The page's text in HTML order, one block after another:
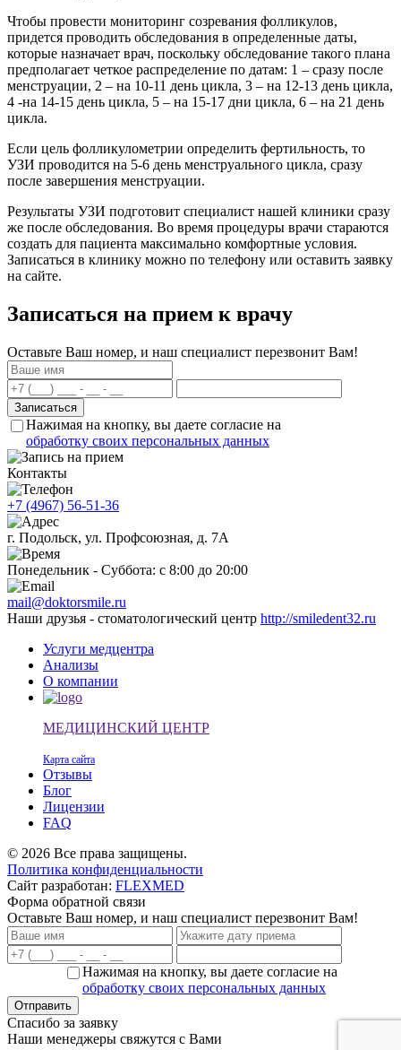
Чтобы провести мониторинг созревания фолликулов,
придется проводить обследования в определенные даты,
которые назначает врач, поскольку обследование такого плана
предполагает четкое распределение по датам: 1 – сразу после
менструации, 2 – на 10-11 день цикла, 3 – на 12-13 день цикла,
4 -на 14-15 день цикла, 5 – на 15-17 дни цикла, 6 – на 21 день
цикла.
Если цель фолликулометрии определить фертильность, то
УЗИ проводится на 5-6 день менструального цикла, сразу
после завершения менструации.
Результаты УЗИ подготовит специалист нашей клиники сразу
же после обследования. Во время процедуры врачи стараются
создать для пациента максимально комфортные условия.
Записаться в клинику можно по телефону или оставить заявку
на сайте.
Записаться на прием к врачу
Оставьте Ваш номер, и наш специалист перезвонит Вам!
Нажимая на кнопку, вы даете согласие на
обработку своих персональных данных
Контакты
+7 (4967) 56-51-36
г. Подольск, ул. Профсоюзная, д. 7А
Понедельник - Суббота: с 8:00 до 20:00
mail@doktorsmile.ru
Наши друзья - стоматологический центр http://smiledent32.ru
Услуги медцентра
Анализы
О компании
МЕДИЦИНСКИЙ ЦЕНТР
Карта сайта
Отзывы
Блог
Лицензии
FAQ
© 2026 Все права защищены.
Политика конфиденциальности
Сайт разработан: FLEXMED
Форма обратной связи
Оставьте Ваш номер, и наш специалист перезвонит Вам!
Нажимая на кнопку, вы даете согласие на
обработку своих персональных данных
Спасибо за заявку
Наши менеджеры свяжутся с Вами